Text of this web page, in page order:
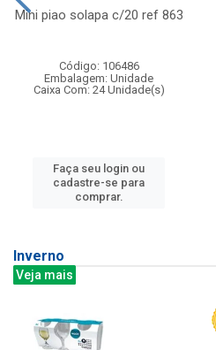
Mini piao solapa c/20 ref 863
Código: 106486
Embalagem: Unidade
Caixa Com: 24 Unidade(s)
Faça seu login ou
cadastre-se para
comprar.
Inverno
Veja mais